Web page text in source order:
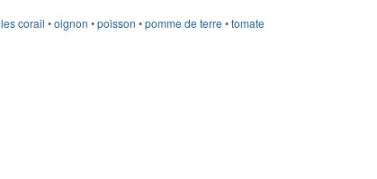
corail •oignon •poisson •pomme de terre•tomate